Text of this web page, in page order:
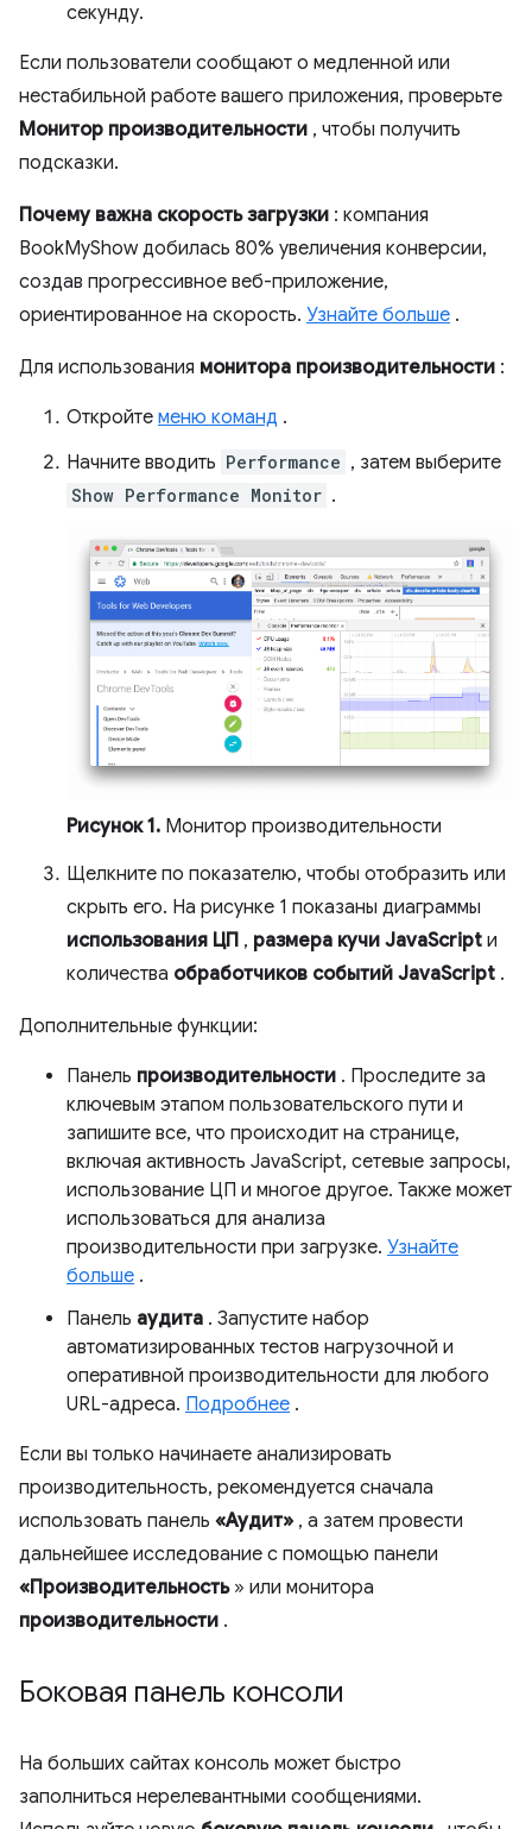
секунду.
Если пользователи сообщают о медленной или
нестабильной работе вашего приложения, проверьте
Монитор производительности , чтобы получить
подсказки.
Почему важна скорость загрузки : компания
BookMyShow добилась 80% увеличения конверсии,
создав прогрессивное веб-приложение,
ориентированное на скорость. Узнайте больше .
Для использования монитора производительности :
Откройте меню команд .
Начните вводить Performance , затем выберите
Show Performance Monitor .
Рисунок 1. Монитор производительности
Щелкните по показателю, чтобы отобразить или
скрыть его. На рисунке 1 показаны диаграммы
использования ЦП , размера кучи JavaScript и
количества обработчиков событий JavaScript .
Дополнительные функции:
Панель производительности . Проследите за
ключевым этапом пользовательского пути и
запишите все, что происходит на странице,
включая активность JavaScript, сетевые запросы,
использование ЦП и многое другое. Также может
использоваться для анализа
производительности при загрузке. Узнайте
больше .
Панель аудита . Запустите набор
автоматизированных тестов нагрузочной и
оперативной производительности для любого
URL-адреса. Подробнее .
Если вы только начинаете анализировать
производительность, рекомендуется сначала
использовать панель «Аудит» , а затем провести
дальнейшее исследование с помощью панели
«Производительность» или монитора
производительности .
Боковая панель консоли
На больших сайтах консоль может быстро
заполниться нерелевантными сообщениями.